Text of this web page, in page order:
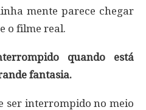
mente parece chegar
o filme real.
quando está
fantasia.
ser interrompido no meio